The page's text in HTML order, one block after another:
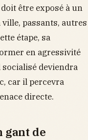
être exposé à un
passants, autres
étape, sa
en agressivité
socialisé deviendra
car il percevra
directe.
gant de